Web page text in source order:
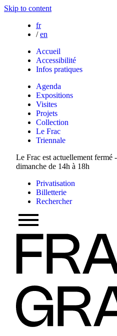
Skip to content
fr
/ en
Accueil
Accessibilité
Infos pratiques
Agenda
Expositions
Visites
Projets
Collection
Le Frac
Triennale
Le Frac est actuellement fermé
dimanche de 14h à 18h
Privatisation
Billetterie
Rechercher